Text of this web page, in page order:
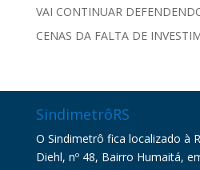
VAI CONTINUAR
CENAS DA FALTA DE
SindimetrôRS
O Sindimetrô fica localizado à
Diehl, nº 48, Bairro Humaitá,